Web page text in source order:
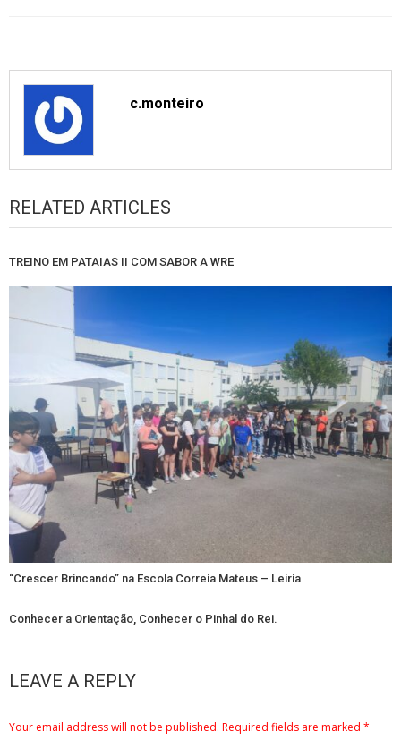
c.monteiro
RELATED ARTICLES
TREINO EM PATAIAS II COM SABOR A WRE
“Crescer Brincando” na Escola Correia Mateus – Leiria
Conhecer a Orientação, Conhecer o Pinhal do Rei.
LEAVE A REPLY
Your email address will not be published. Required fields are marked *